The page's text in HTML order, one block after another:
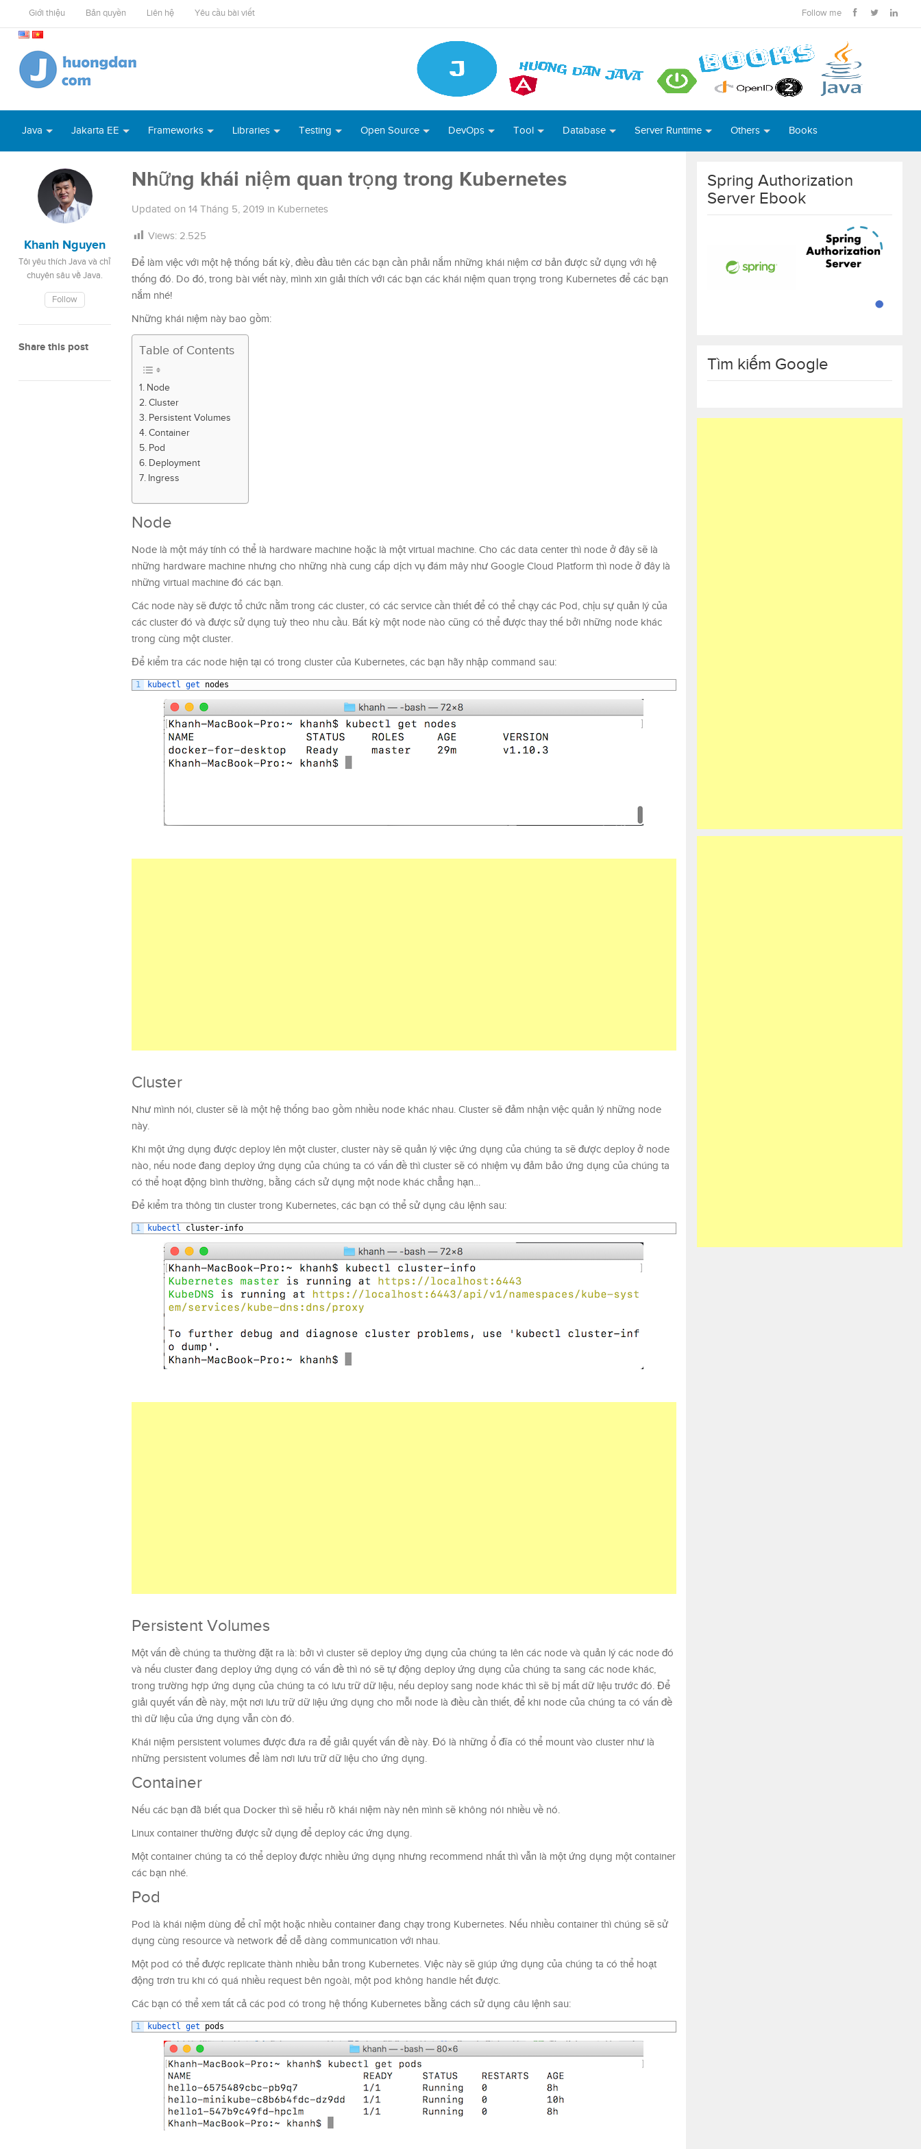
Giới thiệu Bản quyền Liên hệ Yêu cầu bài viết Follow me
Java Jakarta EE Frameworks Libraries Testing Open Source DevOps Tool Database Server Runtime Others Books
Khanh Nguyen
Tôi yêu thích Java và chỉ
chuyên sâu về Java.
Follow
Share this post
Những khái niệm quan trọng trong Kubernetes
Updated on 14 Tháng 5, 2019 in Kubernetes
Views: 2.525
Để làm việc với một hệ thống bất kỳ, điều đầu tiên các bạn cần phải nắm những khái niệm cơ bản được sử dụng với hệ
thống đó. Do đó, trong bài viết này, mình xin giải thích với các bạn các khái niệm quan trọng trong Kubernetes để các bạn
nắm nhé!
Những khái niệm này bao gồm:
Table of Contents
Node
Cluster
Persistent Volumes
Container
Pod
Deployment
Ingress
Node
Node là một máy tính có thể là hardware machine hoặc là một virtual machine. Cho các data center thì node ở đây sẽ là
những hardware machine nhưng cho những nhà cung cấp dịch vụ đám mây như Google Cloud Platform thì node ở đây là
những virtual machine đó các bạn.
Các node này sẽ được tổ chức nằm trong các cluster, có các service cần thiết để có thể chạy các Pod, chịu sự quản lý của
các cluster đó và được sử dụng tuỳ theo nhu cầu. Bất kỳ một node nào cũng có thể được thay thế bởi những node khác
trong cùng một cluster.
Để kiểm tra các node hiện tại có trong cluster của Kubernetes, các bạn hãy nhập command sau:
1 kubectl get nodes
Cluster
Như mình nói, cluster sẽ là một hệ thống bao gồm nhiều node khác nhau. Cluster sẽ đảm nhận việc quản lý những node
này.
Khi một ứng dụng được deploy lên một cluster, cluster này sẽ quản lý việc ứng dụng của chúng ta sẽ được deploy ở node
nào, nếu node đang deploy ứng dụng của chúng ta có vấn đề thì cluster sẽ có nhiệm vụ đảm bảo ứng dụng của chúng ta
có thể hoạt động bình thường, bằng cách sử dụng một node khác chẳng hạn…
Để kiểm tra thông tin cluster trong Kubernetes, các bạn có thể sử dụng câu lệnh sau:
1 kubectl cluster-info
Persistent Volumes
Một vấn đề chúng ta thường đặt ra là: bởi vì cluster sẽ deploy ứng dụng của chúng ta lên các node và quản lý các node đó
và nếu cluster đang deploy ứng dụng có vấn đề thì nó sẽ tự động deploy ứng dụng của chúng ta sang các node khác,
trong trường hợp ứng dụng của chúng ta có lưu trữ dữ liệu, nếu deploy sang node khác thì sẽ bị mất dữ liệu trước đó. Để
giải quyết vấn đề này, một nơi lưu trữ dữ liệu ứng dụng cho mỗi node là điều cần thiết, để khi node của chúng ta có vấn đề
thì dữ liệu của ứng dụng vẫn còn đó.
Khái niệm persistent volumes được đưa ra để giải quyết vấn đề này. Đó là những ổ đĩa có thể mount vào cluster như là
những persistent volumes để làm nơi lưu trữ dữ liệu cho ứng dụng.
Container
Nếu các bạn đã biết qua Docker thì sẽ hiểu rõ khái niệm này nên mình sẽ không nói nhiều về nó.
Linux container thường được sử dụng để deploy các ứng dụng.
Một container chúng ta có thể deploy được nhiều ứng dụng nhưng recommend nhất thì vẫn là một ứng dụng một container
các bạn nhé.
Pod
Pod là khái niệm dùng để chỉ một hoặc nhiều container đang chạy trong Kubernetes. Nếu nhiều container thì chúng sẽ sử
dụng cùng resource và network để dễ dàng communication với nhau.
Một pod có thể được replicate thành nhiều bản trong Kubernetes. Việc này sẽ giúp ứng dụng của chúng ta có thể hoạt
động trơn tru khi có quá nhiều request bên ngoài, một pod không handle hết được.
Các bạn có thể xem tất cả các pod có trong hệ thống Kubernetes bằng cách sử dụng câu lệnh sau:
1 kubectl get pods
Spring Authorization
Server Ebook
Tìm kiếm Google